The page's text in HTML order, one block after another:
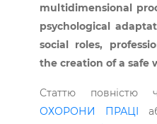
multidimensional
psychological
social roles,
the creation of a safe
Статтю
ОХОРОНИ ПРАЦІ